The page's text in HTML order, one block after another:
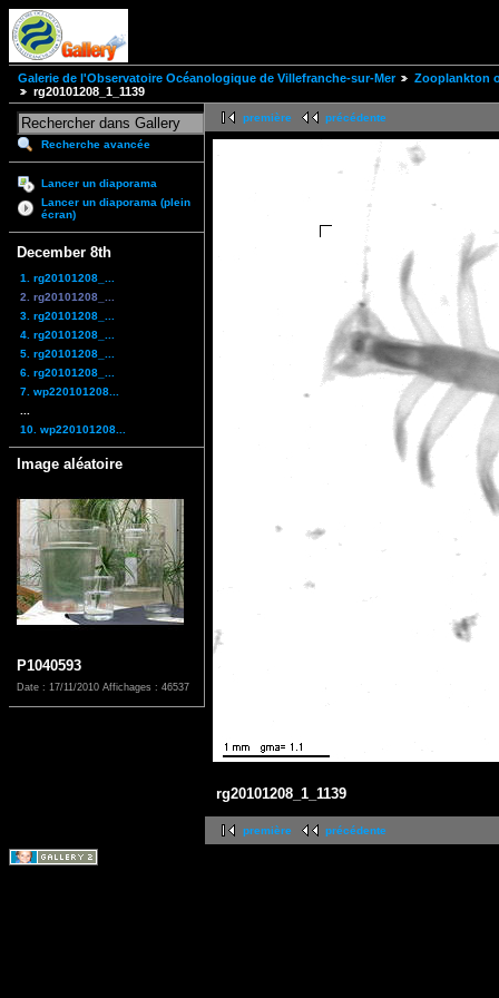
Galerie de l'Observatoire Océanologique de Villefranche-sur-Mer
Zooplankton
rg20101208_1_1139
Recherche avancée
Lancer un diaporama
Lancer un diaporama (plein
écran)
December 8th
1. rg20101208_...
2. rg20101208_...
3. rg20101208_...
4. rg20101208_...
5. rg20101208_...
6. rg20101208_...
7. wp220101208...
10. wp220101208...
Image aléatoire
P1040593
Date : 17/11/2010 Affichages : 46537
première précédente
rg20101208_1_1139
première précédente